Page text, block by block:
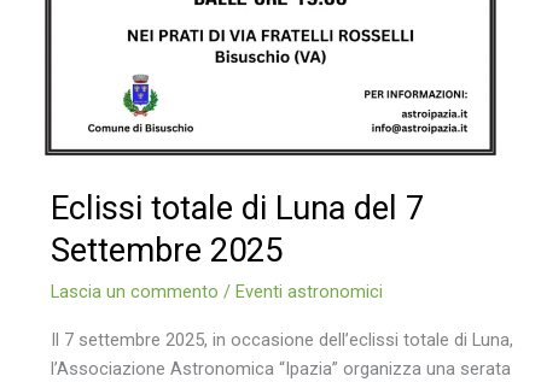
Eclissi totale di Luna del 7
Settembre 2025
Lascia un commento / Eventi astronomici
Il 7 settembre 2025, in occasione dell’eclissi totale di Luna,
l’Associazione Astronomica “Ipazia” organizza una serata